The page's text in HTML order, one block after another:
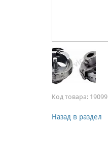
Код товара: 19099
Назад в раздел